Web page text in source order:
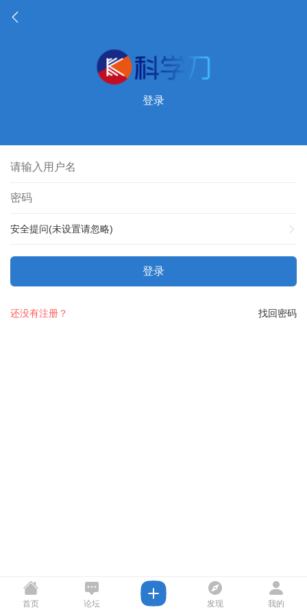
登录
安全提问(未设置请忽略)
登录
找回密码
还没有注册？
首页 论坛 发现 我的